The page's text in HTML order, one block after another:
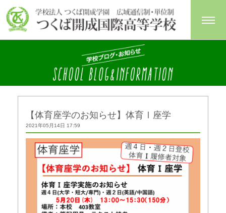
【体育座学のお知らせ】体育Ⅰ座学
2021年05月14日 17:59